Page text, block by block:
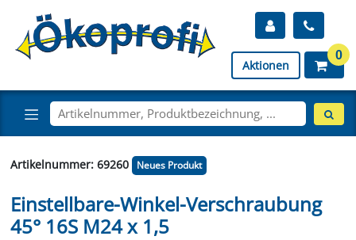
Aktionen
0
Artikelnummer: 69260 Neues Produkt
Einstellbare-Winkel-Verschraubung
45° 16S M24 x 1,5